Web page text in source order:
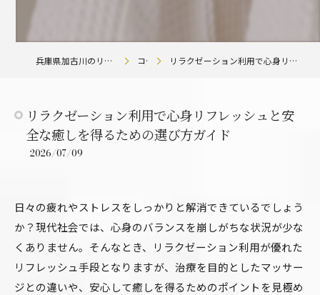
兵庫県加古川のリラクゼーションならglitter plus コラム リラクゼーション利用で心身リフレッシュと安全な癒しを得るための選び方ガイド
リラクゼーション利用で心身リフレッシュと安
全な癒しを得るための選び方ガイド
2026/07/09
日々の疲れやストレスをしっかりと解消できているでしょう
か？現代社会では、心身のバランスを崩しがちな状況が少な
くありません。そんなとき、リラクゼーション利用が優れた
リフレッシュ手段となりますが、治療を目的としたマッサー
ジとの違いや、安心して癒しを得るためのポイントを見極め